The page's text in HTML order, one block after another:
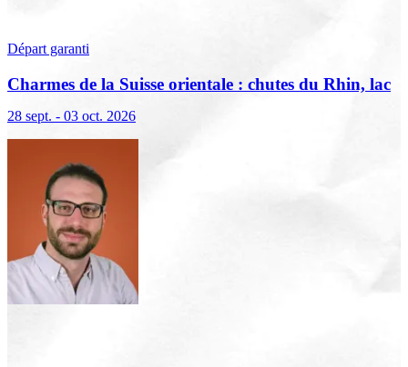
Départ garanti
Charmes de la Suisse orientale : chutes du Rhin, lac
28 sept. - 03 oct. 2026